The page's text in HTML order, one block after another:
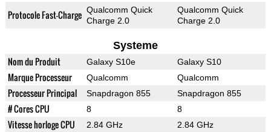
Protocole Fast-Charge Qualcomm Quick
Charge 2.0
Qualcomm Quick
Charge 2.0
Systeme
Nom du Produit Galaxy S10e Galaxy S10
Marque Processeur Qualcomm Qualcomm
Processeur Principal Snapdragon 855 Snapdragon 855
# Cores CPU 8 8
Vitesse horloge CPU 2.84 GHz 2.84 GHz